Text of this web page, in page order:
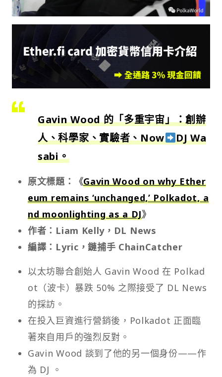
Gavin Wood 的「多重宇宙」：創辦
人、科學家、實驗者、Now
DJ Wa
sabi。
原文標題：《Gavin Wood on why Ether
eum remains ‘unchanged,’ Polkadot, a
nd moonlighting as a DJ》
作者：Liam Kelly，DL News
編譯：Lyric，鏈捕手 ChainCatcher
以太坊聯合創始人 Gavin Wood 在 Polkad
ot（波卡）暴跌 50% 之際接受了 DL News
的採訪。
在投入巨資進行營銷後，Polkadot 正面臨
著來自用戶的強烈反對。
Gavin Wood 談到了他的另一個身份——作
為 DJ 。